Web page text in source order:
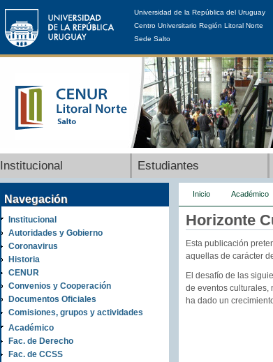
Universidad de la República del Uruguay
Centro Universitario Región Litoral Norte
Sede Salto
Institucional Estudiantes
Navegación
Institucional
Autoridades y Gobierno
Coronavirus
Historia
CENUR
Convenios y Cooperación
Documentos Oficiales
Comisiones, grupos y actividades
Académico
Fac. de Derecho
Fac. de CCSS
Inicio Académico
Horizonte
Esta publicación
aquellas de carácter
El desafío de las
de eventos culturales,
ha dado un